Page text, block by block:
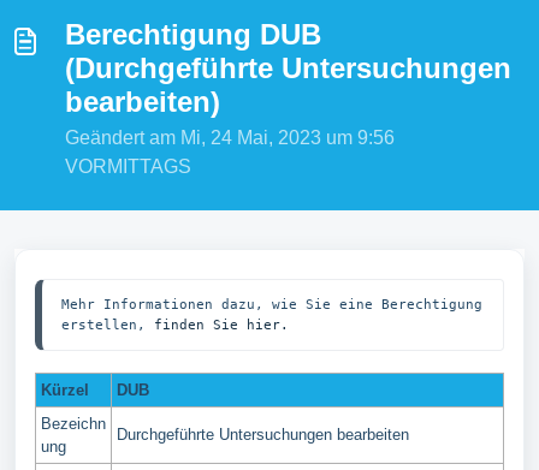
Berechtigung DUB
(Durchgeführte Untersuchungen
bearbeiten)
Geändert am Mi, 24 Mai, 2023 um 9:56
VORMITTAGS
Mehr Informationen dazu, wie Sie eine Berechtigung
erstellen, finden Sie hier.
Kürzel
DUB
Bezeichn
ung
Durchgeführte Untersuchungen bearbeiten